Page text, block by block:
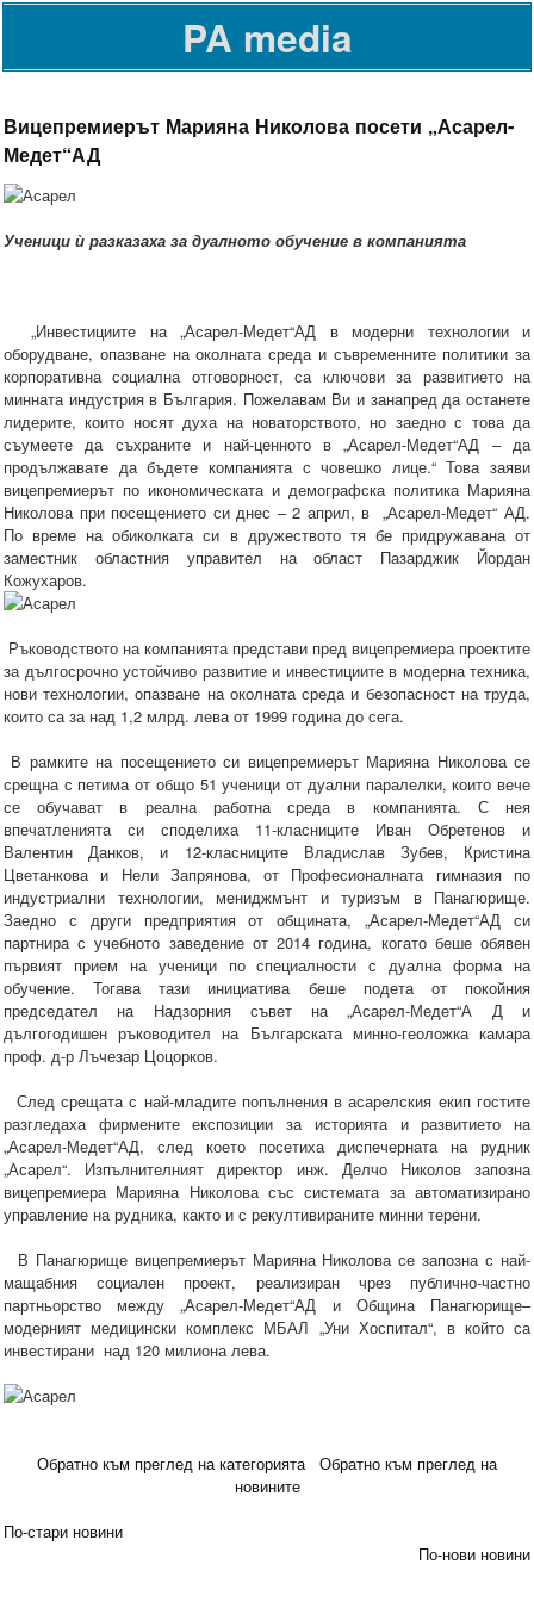
PA media
Вицепремиерът Марияна Николова посети „Асарел-
Медет“АД
Ученици ѝ разказаха за дуалното обучение в компанията
„Инвестициите на „Асарел-Медет“АД в модерни технологии и
оборудване, опазване на околната среда и съвременните политики за
корпоративна социална отговорност, са ключови за развитието на
минната индустрия в България. Пожелавам Ви и занапред да останете
лидерите, които носят духа на новаторството, но заедно с това да
съумеете да съхраните и най-ценното в „Асарел-Медет“АД – да
продължавате да бъдете компанията с човешко лице.“ Това заяви
вицепремиерът по икономическата и демографска политика Марияна
Николова при посещението си днес – 2 април, в „Асарел-Медет“ АД.
По време на обиколката си в дружеството тя бе придружавана от
заместник областния управител на област Пазарджик Йордан
Кожухаров.
Ръководството на компанията представи пред вицепремиера проектите
за дългосрочно устойчиво развитие и инвестициите в модерна техника,
нови технологии, опазване на околната среда и безопасност на труда,
които са за над 1,2 млрд. лева от 1999 година до сега.
В рамките на посещението си вицепремиерът Марияна Николова се
срещна с петима от общо 51 ученици от дуални паралелки, които вече
се обучават в реална работна среда в компанията. С нея
впечатленията си споделиха 11-класниците Иван Обретенов и
Валентин Данков, и 12-класниците Владислав Зубев, Кристина
Цветанкова и Нели Запрянова, от Професионалната гимназия по
индустриални технологии, мениджмънт и туризъм в Панагюрище.
Заедно с други предприятия от общината, „Асарел-Медет“АД си
партнира с учебното заведение от 2014 година, когато беше обявен
първият прием на ученици по специалности с дуална форма на
обучение. Тогава тази инициатива беше подета от покойния
председател на Надзорния съвет на „Асарел-Медет“А Д и
дългогодишен ръководител на Българската минно-геоложка камара
проф. д-р Лъчезар Цоцорков.
След срещата с най-младите попълнения в асарелския екип гостите
разгледаха фирмените експозиции за историята и развитието на
„Асарел-Медет“АД, след което посетиха диспечерната на рудник
„Асарел“. Изпълнителният директор инж. Делчо Николов запозна
вицепремиера Марияна Николова със системата за автоматизирано
управление на рудника, както и с рекултивираните минни терени.
В Панагюрище вицепремиерът Марияна Николова се запозна с най-
мащабния социален проект, реализиран чрез публично-частно
партньорство между „Асарел-Медет“АД и Община Панагюрище–
модерният медицински комплекс МБАЛ „Уни Хоспитал“, в който са
инвестирани над 120 милиона лева.
Обратно към преглед на категорията
Обратно към преглед на
новините
По-стари новини
По-нови новини